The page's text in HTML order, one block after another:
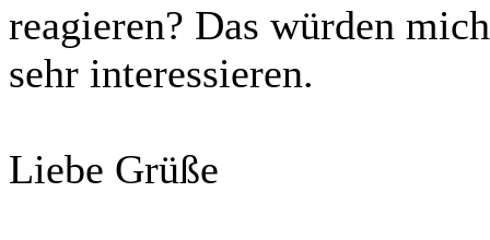
reagieren? Das würden
sehr interessieren.
Liebe Grüße